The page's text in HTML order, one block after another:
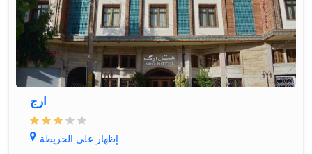
ارج
إظهار على الخريطة